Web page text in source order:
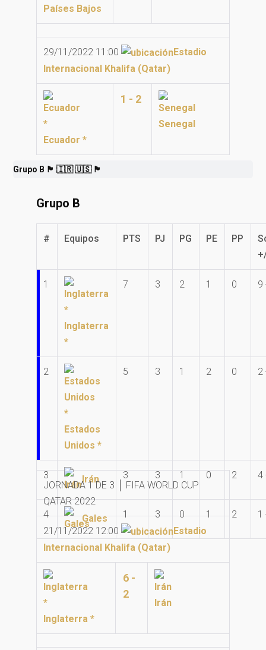
Países Bajos
29/11/2022 11:00
Estadio
Internacional Khalifa (Qatar)
Ecuador *
1 - 2
Senegal
Grupo B 🏴󠁧󠁢󠁥󠁮󠁧󠁿 🇮🇷 🇺🇸 🏴󠁧󠁢󠁷󠁬󠁳󠁿
Grupo B
# Equipos PTS PJ PG PE PP
1
Inglaterra
*
7 3 2 1 0 9
2
Estados
Unidos *
5 3 1 2 0 2
3 Irán 3 3 1 0 2 4
4 Gales 1 3 0 1 2 1
JORNADA 1 DE 3 │ FIFA WORLD CUP
QATAR 2022
21/11/2022 12:00
Estadio
Internacional Khalifa (Qatar)
Inglaterra *
6 -
2
Irán